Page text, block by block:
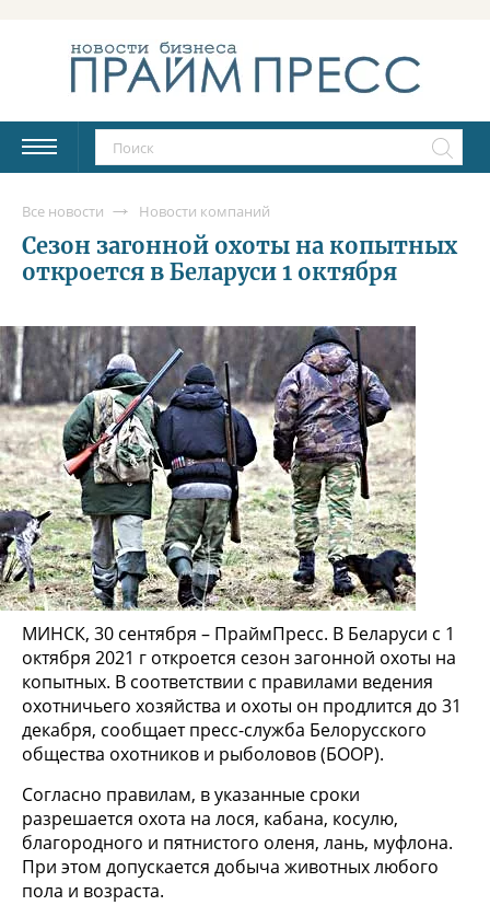
Все новости Новости компаний
Сезон загонной охоты на копытных
откроется в Беларуси 1 октября
МИНСК, 30 сентября – ПраймПресс. В Беларуси с 1
октября 2021 г откроется сезон загонной охоты на
копытных. В соответствии с правилами ведения
охотничьего хозяйства и охоты он продлится до 31
декабря, сообщает пресс-служба Белорусского
общества охотников и рыболовов (БООР).
Согласно правилам, в указанные сроки
разрешается охота на лося, кабана, косулю,
благородного и пятнистого оленя, лань, муфлона.
При этом допускается добыча животных любого
пола и возраста.